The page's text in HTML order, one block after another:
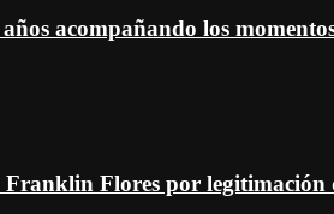
acompañando los
Flores por